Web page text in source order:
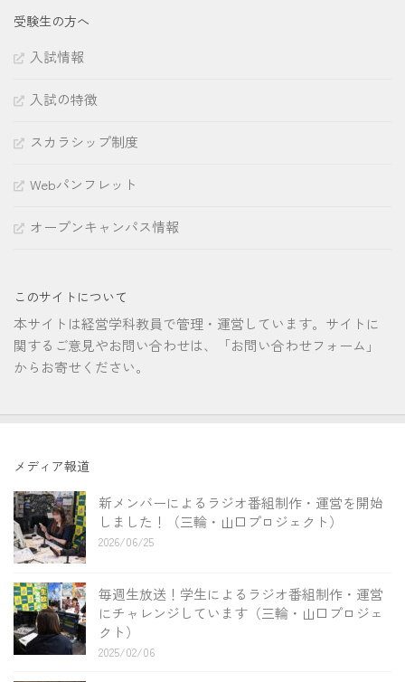
受験生の方へ
入試情報
入試の特徴
スカラシップ制度
Webパンフレット
オープンキャンパス情報
このサイトについて
本サイトは経営学科教員で管理・運営しています。サイトに
関するご意見やお問い合わせは、「お問い合わせフォーム」
からお寄せください。
メディア報道
新メンバーによるラジオ番組制作・運営を開始
しました！（三輪・山口プロジェクト）
2026/06/25
毎週生放送！学生によるラジオ番組制作・運営
にチャレンジしています（三輪・山口プロジェ
クト）
2025/02/06